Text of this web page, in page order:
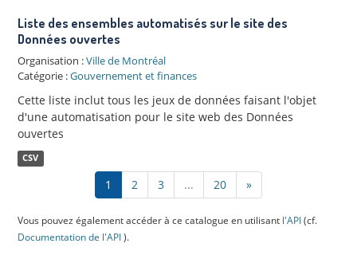
Liste des ensembles automatisés sur le site des
Données ouvertes
Organisation :Ville de Montréal
Catégorie :Gouvernement et finances
Cette liste inclut tous les jeux de données faisant l'objet
d'une automatisation pour le site web des Données
ouvertes
CSV
1 2 3 ... 20 »
Vous pouvez également accéder à ce catalogue en utilisant l'API(cf.
Documentation de l'API).